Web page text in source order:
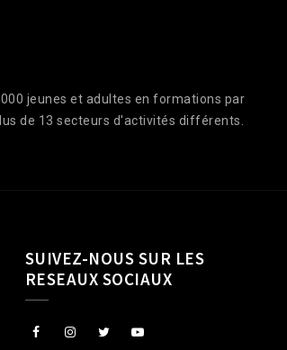
000 jeunes et adultes en formations par
de 13 secteurs d'activités différents.
SUIVEZ-NOUS SUR LES
RESEAUX SOCIAUX